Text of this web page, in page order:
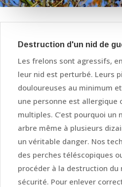
Destruction d'un nid de
Les frelons sont agressifs,
leur nid est perturbé. Leurs
douloureuses au minimum
une personne est allergique
multiples. C’est pourquoi un
arbre même à plusieurs
un véritable danger. Nos
des perches téléscopiques
procéder à la destruction
sécurité. Pour enlever